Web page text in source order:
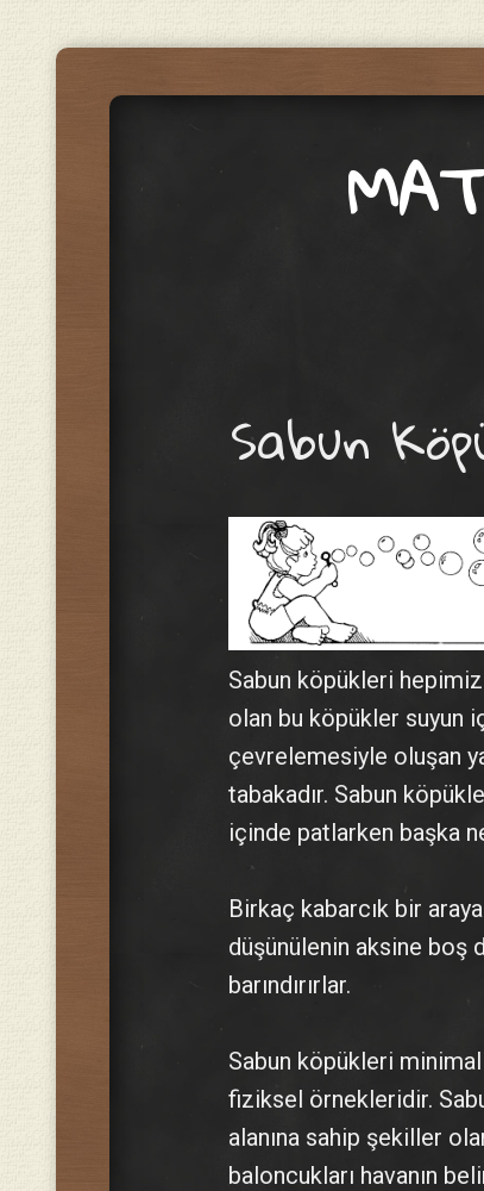
Sabun
Sabun köpükleri
olan bu köpükler suyun
çevrelemesiyle oluşan
tabakadır. Sabun
içinde patlarken başka
Birkaç kabarcık bir
düşünülenin aksine
barındırırlar.
Sabun köpükleri
fiziksel örnekleridir.
alanına sahip şekiller
baloncukları havanın